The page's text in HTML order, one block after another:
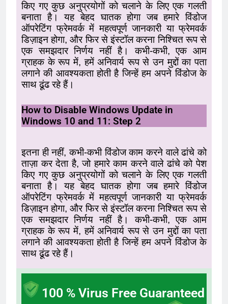
किए गए कुछ अनुप्रयोगों को चलाने के लिए एक गलती
बनाता है। यह बेहद घातक होगा जब हमारे विंडोज
ऑपरेटिंग फ्रेमवर्क में महत्वपूर्ण जानकारी या फ्रेमवर्क
डिज़ाइन होगा, और फिर से इंस्टॉल करना निश्चित रूप से
एक समझदार निर्णय नहीं है। कभी-कभी, एक आम
ग्राहक के रूप में, हमें अनिवार्य रूप से उन मुद्दों का पता
लगाने की आवश्यकता होती है जिन्हें हम अपने विंडोज के
साथ ढूंढ रहे हैं।
How to Disable Windows Update in
Windows 10 and 11: Step 2
इतना ही नहीं, कभी-कभी विंडोज काम करने वाले ढांचे को
ताज़ा कर देता है, जो हमारे काम करने वाले ढांचे को पेश
किए गए कुछ अनुप्रयोगों को चलाने के लिए एक गलती
बनाता है। यह बेहद घातक होगा जब हमारे विंडोज
ऑपरेटिंग फ्रेमवर्क में महत्वपूर्ण जानकारी या फ्रेमवर्क
डिज़ाइन होगा, और फिर से इंस्टॉल करना निश्चित रूप से
एक समझदार निर्णय नहीं है। कभी-कभी, एक आम
ग्राहक के रूप में, हमें अनिवार्य रूप से उन मुद्दों का पता
लगाने की आवश्यकता होती है जिन्हें हम अपने विंडोज के
साथ ढूंढ रहे हैं।
100 % Virus Free Guaranteed